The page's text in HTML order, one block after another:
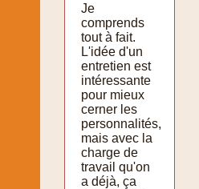
Je
comprends
tout à fait.
L'idée d'un
entretien est
intéressante
pour mieux
cerner les
personnalités,
mais avec la
charge de
travail qu'on
a déjà, ça